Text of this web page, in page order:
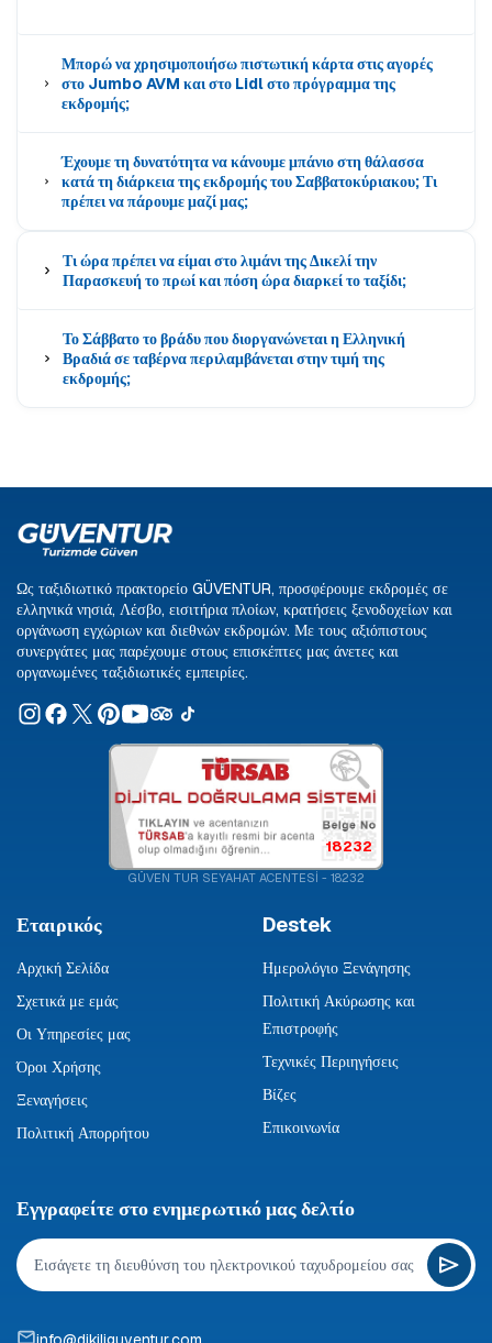
Μπορώ να χρησιμοποιήσω πιστωτική κάρτα στις αγορές
στο Jumbo AVM και στο Lidl στο πρόγραμμα της
εκδρομής;
Έχουμε τη δυνατότητα να κάνουμε μπάνιο στη θάλασσα
κατά τη διάρκεια της εκδρομής του Σαββατοκύριακου; Τι
πρέπει να πάρουμε μαζί μας;
Τι ώρα πρέπει να είμαι στο λιμάνι της Δικελί την
Παρασκευή το πρωί και πόση ώρα διαρκεί το ταξίδι;
Το Σάββατο το βράδυ που διοργανώνεται η Ελληνική
Βραδιά σε ταβέρνα περιλαμβάνεται στην τιμή της
εκδρομής;
Ως ταξιδιωτικό πρακτορείο GÜVENTUR, προσφέρουμε εκδρομές σε
ελληνικά νησιά, Λέσβο, εισιτήρια πλοίων, κρατήσεις ξενοδοχείων και
οργάνωση εγχώριων και διεθνών εκδρομών. Με τους αξιόπιστους
συνεργάτες μας παρέχουμε στους επισκέπτες μας άνετες και
οργανωμένες ταξιδιωτικές εμπειρίες.
18232
GÜVEN TUR SEYAHAT ACENTESİ - 18232
Εταιρικός
Αρχική Σελίδα
Σχετικά με εμάς
Οι Υπηρεσίες μας
Όροι Χρήσης
Ξεναγήσεις
Πολιτική Απορρήτου
Destek
Ημερολόγιο Ξενάγησης
Πολιτική Ακύρωσης και
Επιστροφής
Τεχνικές Περιηγήσεις
Βίζες
Επικοινωνία
Εγγραφείτε στο ενημερωτικό μας δελτίο